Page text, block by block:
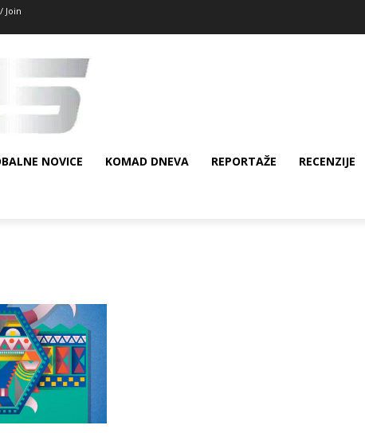
Join
NOVICE KOMAD DNEVA REPORTAŽE RECENZIJE